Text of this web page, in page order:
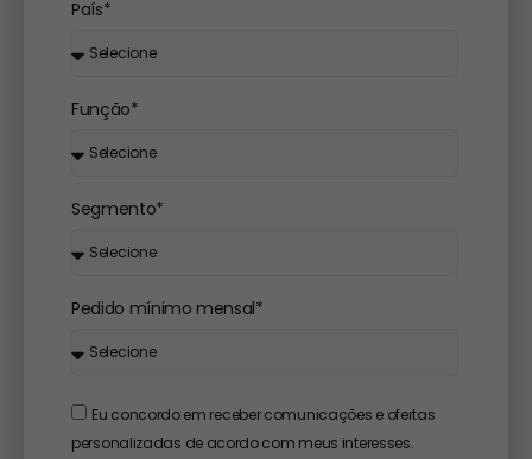
País*
Função*
Segmento*
Pedido mínimo mensal*
Eu concordo em receber comunicações e ofertas
personalizadas de acordo com meus interesses.